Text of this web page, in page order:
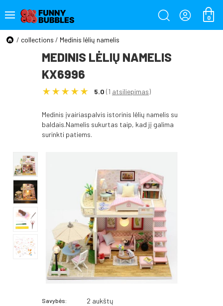
0
/ collections / Medinis lėlių namelis
MEDINIS LĖLIŲ NAMELIS
KX6996
5.0 (1 atsiliepimas)
Medinis įvairiaspalvis istorinis lėlių namelis su
baldais.Namelis sukurtas taip, kad jį galima
surinkti patiems.
Savybės: 2 aukštų